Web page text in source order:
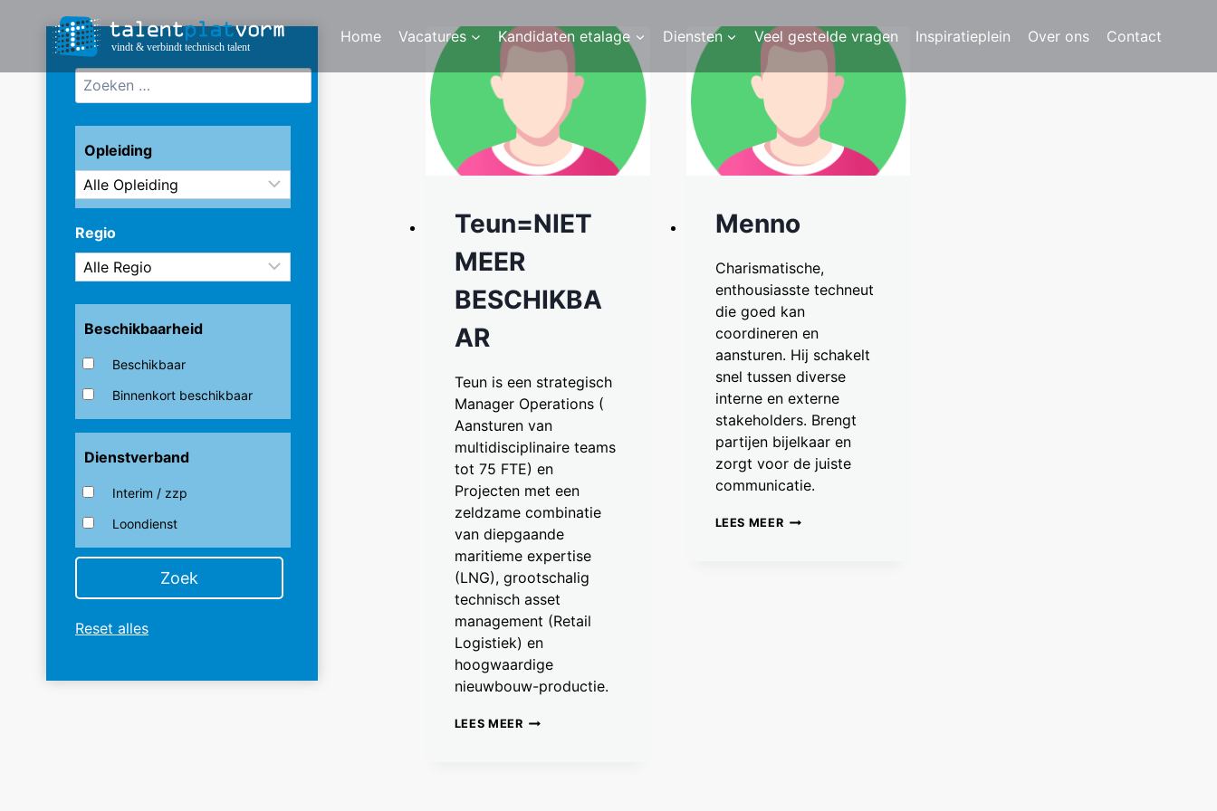
Home Vacatures Kandidaten etalage Diensten Veel gestelde vragen Inspiratieplein Over ons Contact
Teun=NIET
MEER
BESCHIKBA
AR
Teun is een strategisch
Manager Operations (
Aansturen van
multidisciplinaire teams
tot 75 FTE) en
Projecten met een
zeldzame combinatie
van diepgaande
maritieme expertise
(LNG), grootschalig
technisch asset
management (Retail
Logistiek) en
hoogwaardige
nieuwbouw-productie.
LEES MEERTEUN=NIET
Menno
Charismatische,
enthousiasste techneut
die goed kan
coordineren en
aansturen. Hij schakelt
snel tussen diverse
interne en externe
stakeholders. Brengt
partijen bijelkaar en
zorgt voor de juiste
communicatie.
LEES MEERMENNO
Opleiding
Regio
Beschikbaarheid
Beschikbaar
Binnenkort beschikbaar
Dienstverband
Interim / zzp
Loondienst
Reset alles